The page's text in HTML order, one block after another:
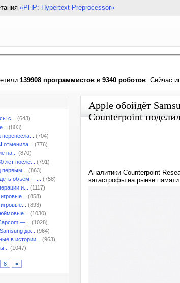
«PHP: Hypertext Preprocessor»
139908 программистов и 9340 роботов. Сейчас
с...
(643)
(803)
(704)
(776)
на...
(870)
лет после...
(791)
первым...
(863)
объём —...
(758)
и...
(1117)
(858)
(893)
(1030)
—...
(1028)
до...
(964)
в истории...
(963)
(1047)
8 >
Apple обойдёт
Counterpoint
Аналитики Counterpoint
катастрофы на рынке